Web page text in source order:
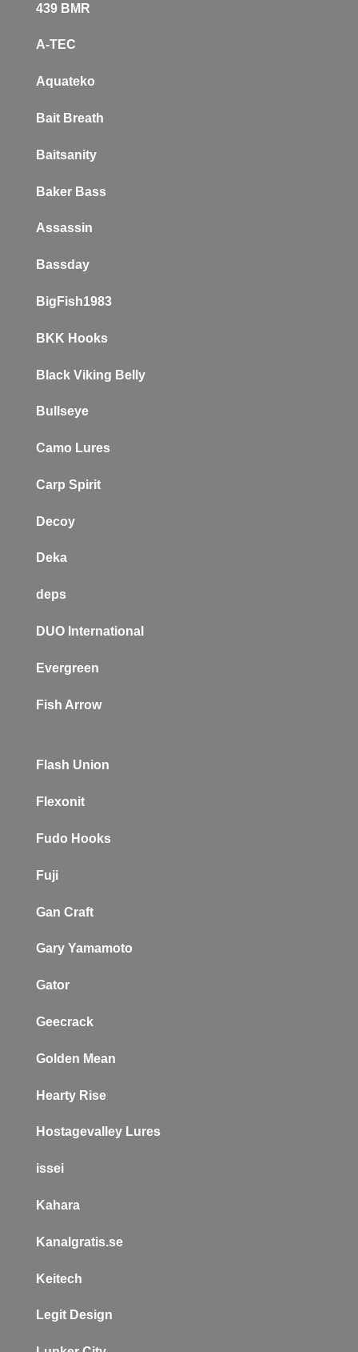
439 BMR
A-TEC
Aquateko
Bait Breath
Baitsanity
Baker Bass
Assassin
Bassday
BigFish1983
BKK Hooks
Black Viking Belly
Bullseye
Camo Lures
Carp Spirit
Decoy
Deka
deps
DUO International
Evergreen
Fish Arrow
Flash Union
Flexonit
Fudo Hooks
Fuji
Gan Craft
Gary Yamamoto
Gator
Geecrack
Golden Mean
Hearty Rise
Hostagevalley Lures
issei
Kahara
Kanalgratis.se
Keitech
Legit Design